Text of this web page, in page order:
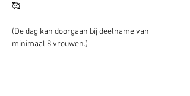
🥰
(De dag kan doorgaan bij deelname van
minimaal 8 vrouwen.)